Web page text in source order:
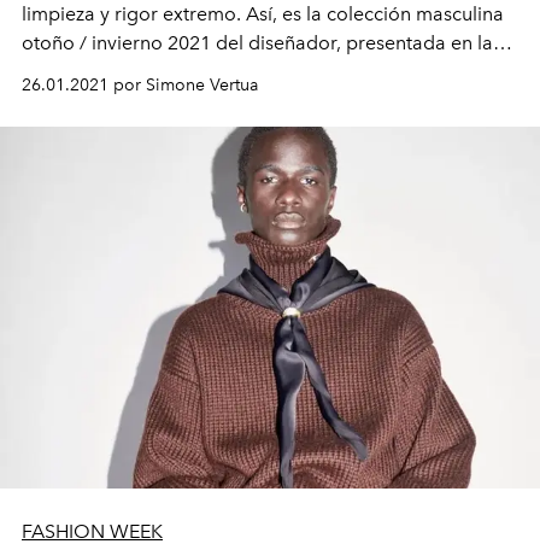
limpieza y rigor extremo. Así, es la colección masculina
otoño / invierno 2021 del diseñador, presentada en la
26.01.2021 por Simone Vertua
FASHION WEEK